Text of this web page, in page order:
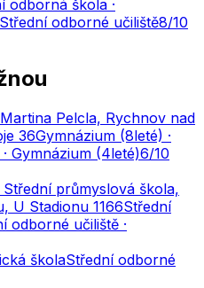
odborná škola ·
odborné učiliště8/10
Pelcla, Rychnov nad
36Gymnázium (8leté) ·
Gymnázium (4leté)6/10
průmyslová škola,
U Stadionu 1166Střední
odborné učiliště ·
školaStřední odborné